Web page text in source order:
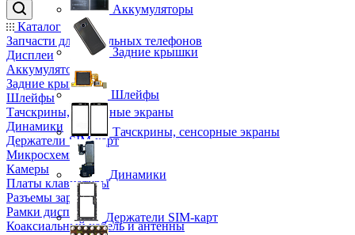
Каталог
Запчасти для мобильных телефонов
Дисплеи
Аккумуляторы
Задние крышки
Шлейфы
Тачскрины, сенсорные экраны
Динамики
Держатели SIM-карт
Микросхемы
Камеры
Платы клавиатуры
Разъемы зарядки
Рамки дисплея
Коаксиальный кабель и антенны
Аккумуляторы
Задние крышки
Шлейфы
Тачскрины, сенсорные экраны
Динамики
Держатели SIM-карт